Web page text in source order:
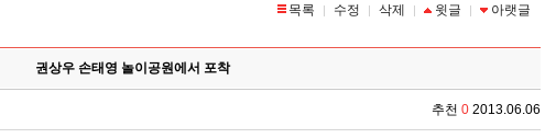
목록 | 수정 | 삭제 | 윗글 | 아랫글
권상우 손태영 놀이공원에서 포착
추천 0 2013.06.06